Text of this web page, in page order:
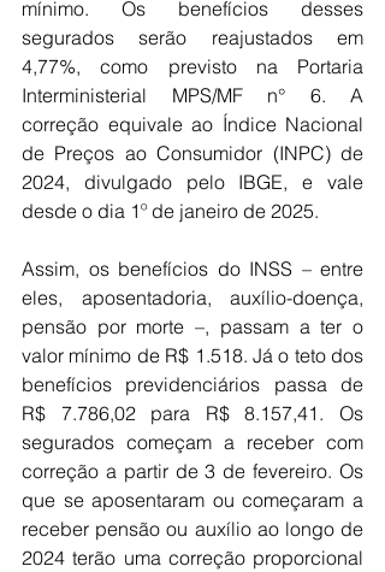
mínimo. Os benefícios desses
segurados serão reajustados em
4,77%, como previsto na Portaria
Interministerial MPS/MF n° 6. A
correção equivale ao Índice Nacional
de Preços ao Consumidor (INPC) de
2024, divulgado pelo IBGE, e vale
desde o dia 1º de janeiro de 2025.
Assim, os benefícios do INSS – entre
eles, aposentadoria, auxílio-doença,
pensão por morte –, passam a ter o
valor mínimo de R$ 1.518. Já o teto dos
benefícios previdenciários passa de
R$ 7.786,02 para R$ 8.157,41. Os
segurados começam a receber com
correção a partir de 3 de fevereiro. Os
que se aposentaram ou começaram a
receber pensão ou auxílio ao longo de
2024 terão uma correção proporcional